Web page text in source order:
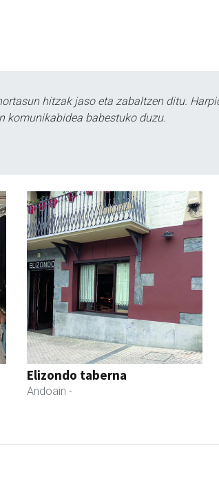
hitzak jaso eta zabaltzen ditu.
komunikabidea babestuko duzu.
Elizondo taberna
Andoain -